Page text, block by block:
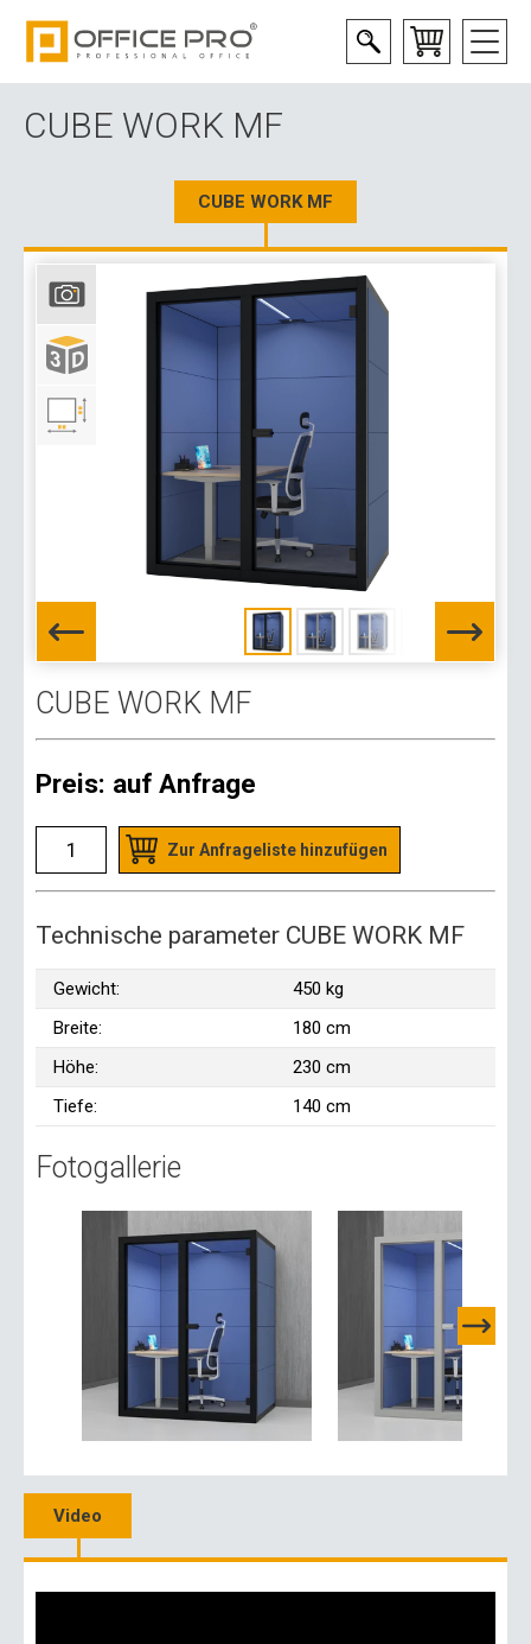
CUBE WORK MF
CUBE WORK MF
CUBE WORK MF
Preis: auf Anfrage
Zur Anfrageliste hinzufügen
Technische parameter CUBE WORK MF
Gewicht:
450 kg
Breite:
180 cm
Höhe:
230 cm
Tiefe:
140 cm
Fotogallerie
Video